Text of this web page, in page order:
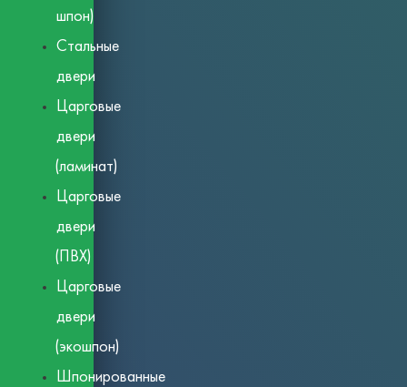
шпон)
Стальные
двери
Царговые
двери
(ламинат)
Царговые
двери
(ПВХ)
Царговые
двери
(экошпон)
Шпонированные